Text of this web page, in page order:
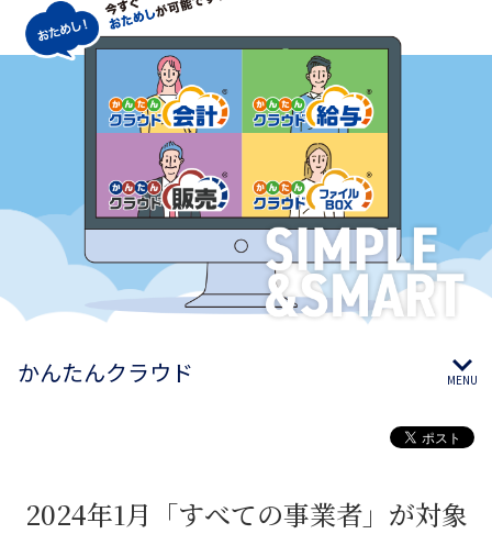
かんたんクラウド MENU
2024年1月「すべての事業者」が対象